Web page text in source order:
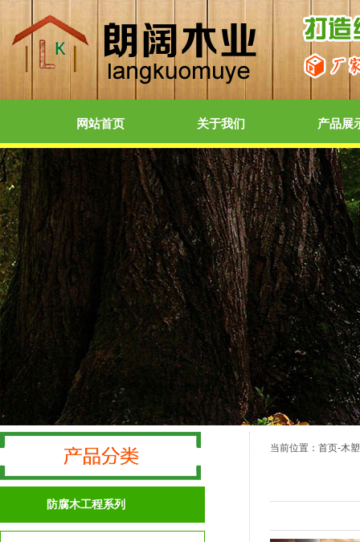
网站首页 关于我们 产品展
防腐木工程系列
当前位置： 首页-木